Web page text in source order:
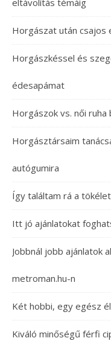
eltávolítás témáig
Horgászat után csajos
Horgászkéssel és
édesapámat
Horgászok vs. női
Horgásztársaim
autógumira
Így találtam rá a
Itt jó ajánlatokat
Jobbnál jobb ajánlatok
metroman.hu-n
Két hobbi, egy egész
Kiváló minőségű férfi